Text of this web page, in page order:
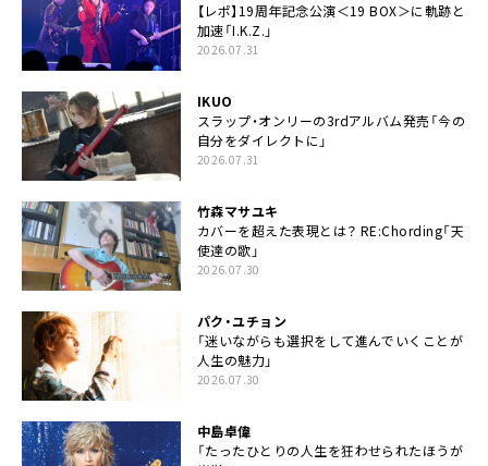
【レポ】19周年記念公演＜19 BOX＞に軌跡と
加速「I.K.Z.」
2026.07.31
IKUO
スラップ・オンリーの3rdアルバム発売「今の
自分をダイレクトに」
2026.07.31
竹森マサユキ
カバーを超えた表現とは？ RE:Chording「天
使達の歌」
2026.07.30
パク・ユチョン
「迷いながらも選択をして進んでいくことが
人生の魅力」
2026.07.30
中島卓偉
「たったひとりの人生を狂わせられたほうが